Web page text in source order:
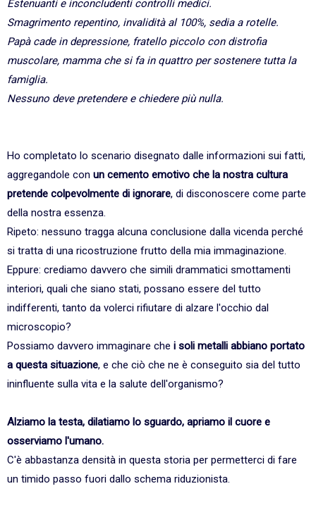
Estenuanti e inconcludenti controlli medici.
Smagrimento repentino, invalidità al 100%, sedia a rotelle.
Papà cade in depressione, fratello piccolo con distrofia
muscolare, mamma che si fa in quattro per sostenere tutta la
famiglia.
Nessuno deve pretendere e chiedere più nulla.
Ho completato lo scenario disegnato dalle informazioni sui fatti,
aggregandole con un cemento emotivo che la nostra cultura
pretende colpevolmente di ignorare, di disconoscere come parte
della nostra essenza.
Ripeto: nessuno tragga alcuna conclusione dalla vicenda perché
si tratta di una ricostruzione frutto della mia immaginazione.
Eppure: crediamo davvero che simili drammatici smottamenti
interiori, quali che siano stati, possano essere del tutto
indifferenti, tanto da volerci rifiutare di alzare l'occhio dal
microscopio?
Possiamo davvero immaginare che i soli metalli abbiano portato
a questa situazione, e che ciò che ne è conseguito sia del tutto
ininfluente sulla vita e la salute dell'organismo?
Alziamo la testa, dilatiamo lo sguardo, apriamo il cuore e
osserviamo l'umano.
C'è abbastanza densità in questa storia per permetterci di fare
un timido passo fuori dallo schema riduzionista.